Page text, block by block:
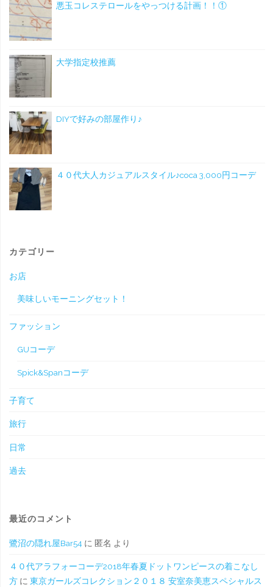
悪玉コレステロールをやっつける計画！！①
大学指定校推薦
DIYで好みの部屋作り♪
４０代大人カジュアルスタイル♪coca 3,000円コーデ
カテゴリー
お店
美味しいモーニングセット！
ファッション
GUコーデ
Spick&Spanコーデ
子育て
旅行
日常
過去
最近のコメント
鷺沼の隠れ屋Bar54に 匿名 より
４０代アラフォーコーデ2018年春夏ドットワンピースの着こなし
方に 東京ガールズコレクション２０１８ 安室奈美恵スペシャルス